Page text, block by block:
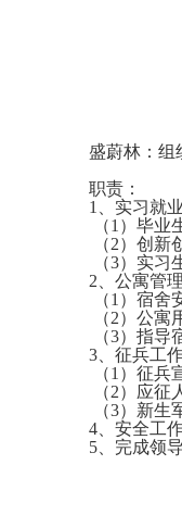
盛蔚林：组
职责：
1、实习就
（1）毕业
（2）创新
（3）实习
2、公寓管理
（1）宿舍
（2）公寓
（3）指导
3、征兵工
（1）征兵
（2）应征
（3）新生
4、安全工
5、完成领